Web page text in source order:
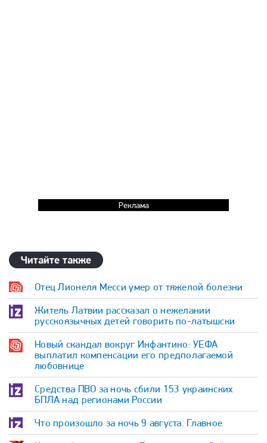
Реклама
Читайте также
Отец Лионеля Месси умер от тяжелой болезни
Житель Латвии рассказал о нежелании
русскоязычных детей говорить по-латышски
Новый скандал вокруг Инфантино: УЕФА
выплатил компенсации его предполагаемой
любовнице
Средства ПВО за ночь сбили 153 украинских
БПЛА над регионами России
Что произошло за ночь 9 августа. Главное